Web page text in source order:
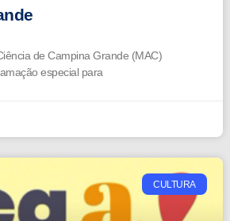
de Campina Grande (MAC)
especial para
CULTURA